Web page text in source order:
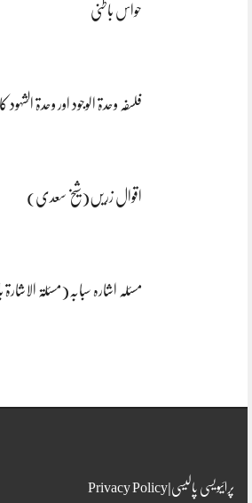
حواس باطنی
فلسفہ وحدۃ الوجود اور وحدۃ الشہود کا
اقوال زریں(شیخ سعدی)
مسئلہ اشارہ سبابہ(مسئلۃ الاشارۃ
پرائیویسی پالیسی|Privacy Policy